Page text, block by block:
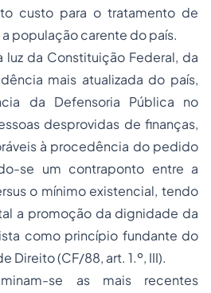
custo para o tratamento de
população carente do país.
luz da Constituição Federal, da
mais atualizada do país,
da Defensoria Pública no
desprovidas de finanças,
à procedência do pedido
se um contraponto entre a
o mínimo existencial, tendo
a promoção da dignidade da
como princípio fundante do
Direito (CF/88, art. 1.º, III).
se as mais recentes